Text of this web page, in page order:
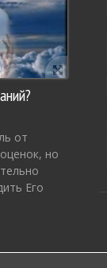
от
но
Его